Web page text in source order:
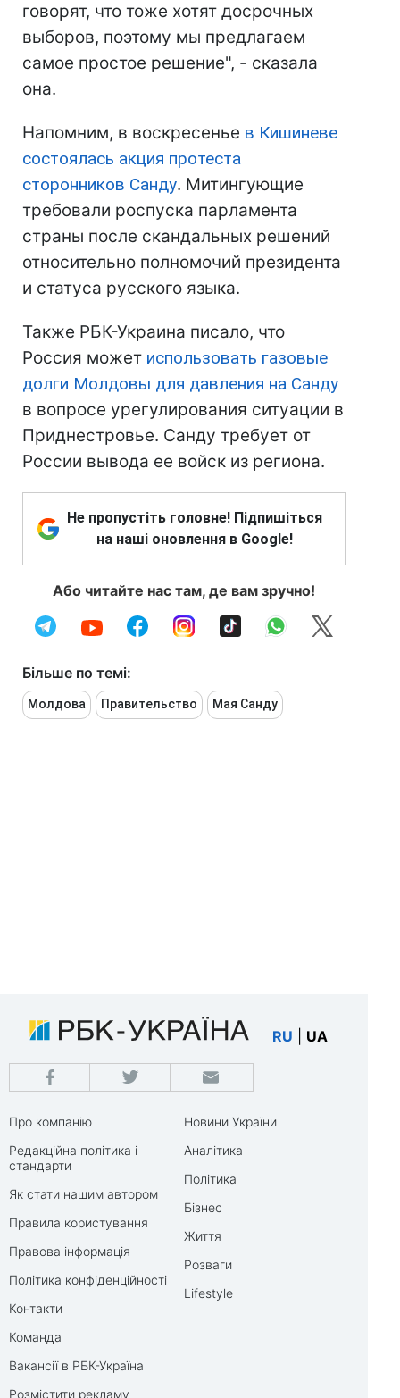
говорят, что тоже хотят досрочных
выборов, поэтому мы предлагаем
самое простое решение", - сказала
она.
Напомним, в воскресенье в Кишиневе
состоялась акция протеста
сторонников Санду. Митингующие
требовали роспуска парламента
страны после скандальных решений
относительно полномочий президента
и статуса русского языка.
Также РБК-Украина писало, что
Россия может использовать газовые
долги Молдовы для давления на Санду
в вопросе урегулирования ситуации в
Приднестровье. Санду требует от
России вывода ее войск из региона.
Не пропустіть головне! Підпишіться
на наші оновлення в Google!
Або читайте нас там, де вам зручно!
Більше по темі:
Молдова Правительство Мая Санду
RU UA
Про компанію
Редакційна політика і
стандарти
Як стати нашим автором
Правила користування
Правова інформація
Політика конфіденційності
Контакти
Команда
Вакансії в РБК-Україна
Розмістити рекламу
Новини України
Аналітика
Політика
Бізнес
Життя
Розваги
Lifestyle